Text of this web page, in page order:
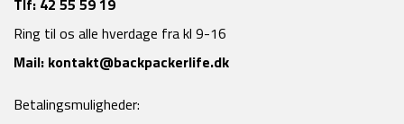
Ring til os alle hverdage fra kl 9-16
Mail: kontakt@backpackerlife.dk
Betalingsmuligheder: